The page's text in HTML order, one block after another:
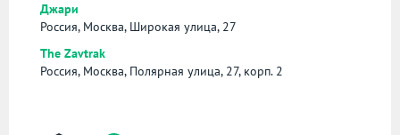
Джари
Россия, Москва, Широкая улица, 27
The Zavtrak
Россия, Москва, Полярная улица, 27, корп. 2